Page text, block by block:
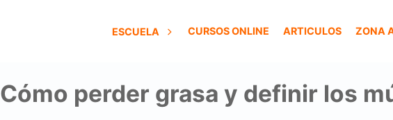
ESCUELA CURSOS ONLINE ARTICULOS ZONA
Cómo perder grasa y definir los